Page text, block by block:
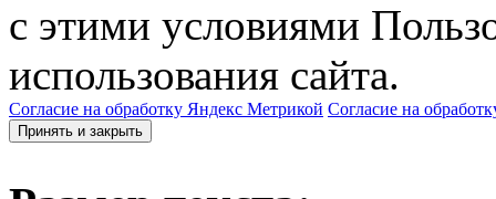
с этими условиями
использования сайта.
Согласие на обработку Яндекс Метрикой Согласие на
Принять и закрыть